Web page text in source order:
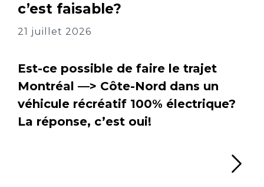
c’est faisable?
21 juillet 2026
Est-ce possible de faire le trajet
Montréal —> Côte-Nord dans un
véhicule récréatif 100% électrique?
La réponse, c’est oui!